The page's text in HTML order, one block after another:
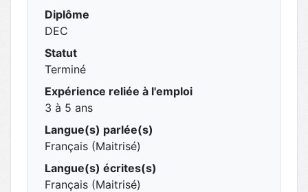
Diplôme
DEC
Statut
Terminé
Expérience reliée à l'emploi
3 à 5 ans
Langue(s) parlée(s)
Français (Maitrisé)
Langue(s) écrites(s)
Français (Maitrisé)